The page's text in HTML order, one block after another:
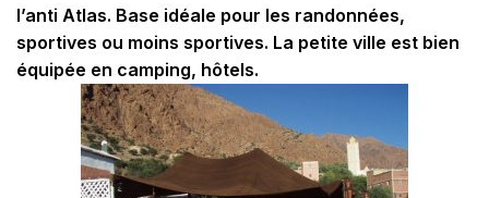
l’anti Atlas. Base idéale pour les randonnées,
sportives ou moins sportives. La petite ville est bien
équipée en camping, hôtels.